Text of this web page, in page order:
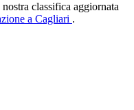
classifica aggiornata
a Cagliari .